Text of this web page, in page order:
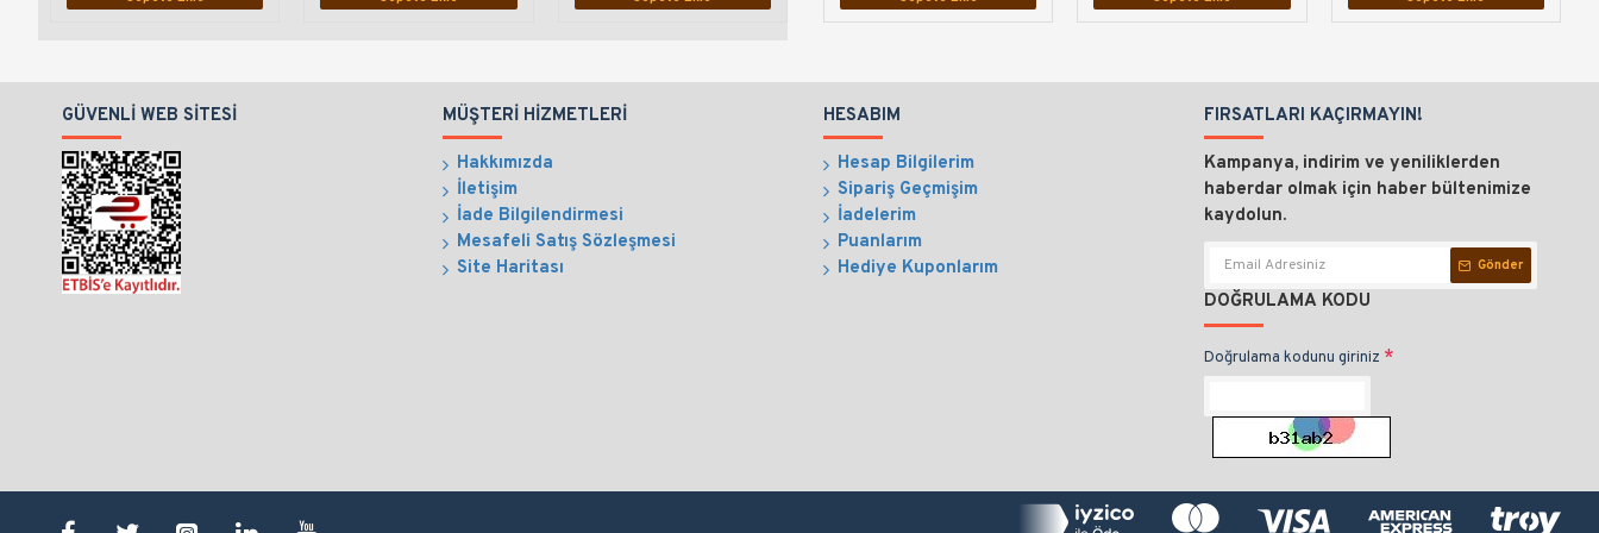
GÜVENLI WEB SITESI MÜŞTERI HIZMETLERI
Hakkımızda
İletişim
İade Bilgilendirmesi
Mesafeli Satış Sözleşmesi
Site Haritası
HESABIM
Hesap Bilgilerim
Sipariş Geçmişim
İadelerim
Puanlarım
Hediye Kuponlarım
FIRSATLARI KAÇIRMAYIN!
Kampanya, indirim ve yeniliklerden
haberdar olmak için haber bültenimize
kaydolun.
Gönder
DOĞRULAMA KODU
Doğrulama kodunu giriniz